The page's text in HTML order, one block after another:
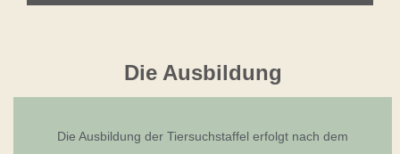
Die Ausbildung
Die Ausbildung der Tiersuchstaffel erfolgt nach dem